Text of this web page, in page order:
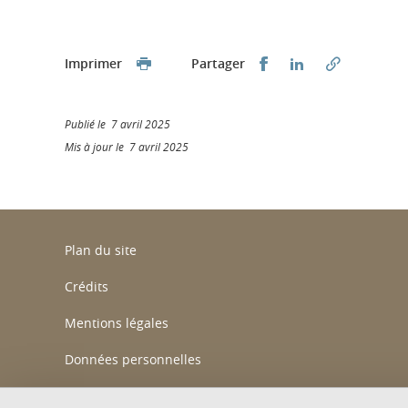
Imprimer Partager Partager surPartager sur
Publié le 7 avril 2025
Mis à jour le 7 avril 2025
Plan du site
Crédits
Mentions légales
Données personnelles